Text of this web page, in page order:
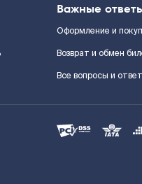
Важные
Оформление и
Возврат и обмен
Все вопросы и